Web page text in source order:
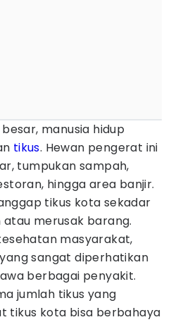
manusia hidup
tikus. Hewan pengerat ini
tumpukan sampah,
hingga area banjir.
tikus kota sekadar
merusak barang.
masyarakat,
sangat diperhatikan
berbagai penyakit.
jumlah tikus yang
tikus kota bisa berbahaya